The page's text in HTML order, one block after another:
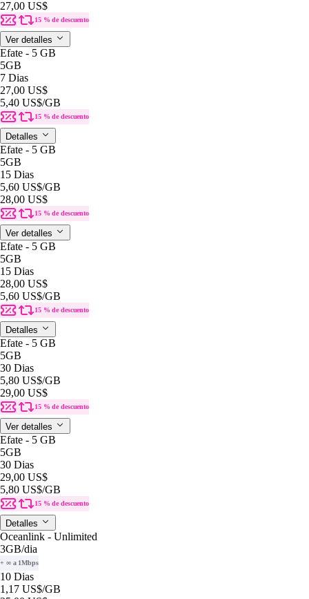
27,00 US$
15 % de descuento
Ver detalles
Efate - 5 GB
5GB
7 Dias
27,00 US$
5,40 US$/GB
15 % de descuento
Detalles
Efate - 5 GB
5GB
15 Dias
5,60 US$/GB
28,00 US$
15 % de descuento
Ver detalles
Efate - 5 GB
5GB
15 Dias
28,00 US$
5,60 US$/GB
15 % de descuento
Detalles
Efate - 5 GB
5GB
30 Dias
5,80 US$/GB
29,00 US$
15 % de descuento
Ver detalles
Efate - 5 GB
5GB
30 Dias
29,00 US$
5,80 US$/GB
15 % de descuento
Detalles
Oceanlink - Unlimited
3GB/dia
+ ∞ a 1Mbps
10 Dias
1,17 US$/GB